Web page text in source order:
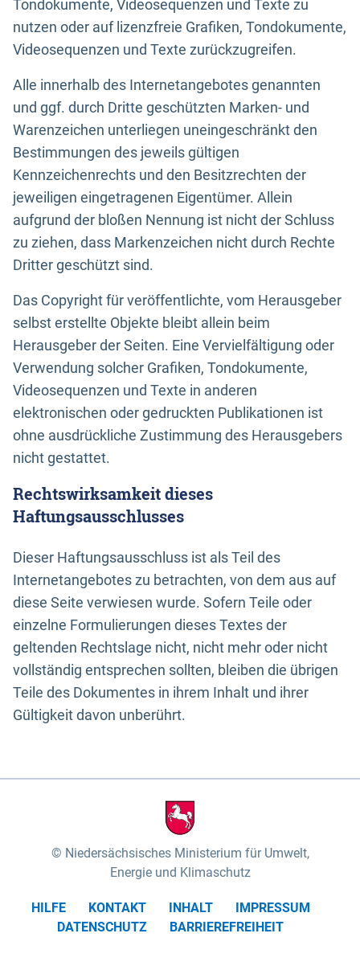
Tondokumente, Videosequenzen und Texte zu
nutzen oder auf lizenzfreie Grafiken, Tondokumente,
Videosequenzen und Texte zurückzugreifen.
Alle innerhalb des Internetangebotes genannten
und ggf. durch Dritte geschützten Marken- und
Warenzeichen unterliegen uneingeschränkt den
Bestimmungen des jeweils gültigen
Kennzeichenrechts und den Besitzrechten der
jeweiligen eingetragenen Eigentümer. Allein
aufgrund der bloßen Nennung ist nicht der Schluss
zu ziehen, dass Markenzeichen nicht durch Rechte
Dritter geschützt sind.
Das Copyright für veröffentlichte, vom Herausgeber
selbst erstellte Objekte bleibt allein beim
Herausgeber der Seiten. Eine Vervielfältigung oder
Verwendung solcher Grafiken, Tondokumente,
Videosequenzen und Texte in anderen
elektronischen oder gedruckten Publikationen ist
ohne ausdrückliche Zustimmung des Herausgebers
nicht gestattet.
Rechtswirksamkeit dieses
Haftungsausschlusses
Dieser Haftungsausschluss ist als Teil des
Internetangebotes zu betrachten, von dem aus auf
diese Seite verwiesen wurde. Sofern Teile oder
einzelne Formulierungen dieses Textes der
geltenden Rechtslage nicht, nicht mehr oder nicht
vollständig entsprechen sollten, bleiben die übrigen
Teile des Dokumentes in ihrem Inhalt und ihrer
Gültigkeit davon unberührt.
Niedersächsisches Ministerium für Umwelt,
Energie und Klimaschutz
HILFE KONTAKT INHALT
IMPRESSUM
DATENSCHUTZ
BARRIEREFREIHEIT